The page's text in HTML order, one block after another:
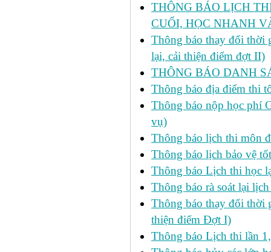
THÔNG BÁO LỊCH
CUỐI, HỌC NHANH
Thông báo thay đổi thời
lại, cải thiện điểm đợt II)
THÔNG BÁO DANH
Thông báo địa điểm thi
Thông báo nộp học phí
vụ)
Thông báo lịch thi môn
Thông báo lịch bảo vệ
Thông báo Lịch thi học
Thông báo rà soát lại
Thông báo thay đổi thời
thiện điểm Đợt I)
Thông báo Lịch thi lần